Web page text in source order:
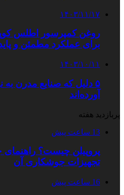
۱۴۰۳/۱۱/۱۷
روغن کمپرسور اطلس
برای عملکرد مطمئن و
۱۴۰۳/۱۰/۱۱
آورده‌اند
پربازدید هفته
13 ساعت پیش
پروپیلن چیست؟ راهنمای
تجهیزات جوشکاری آن
16 ساعت پیش